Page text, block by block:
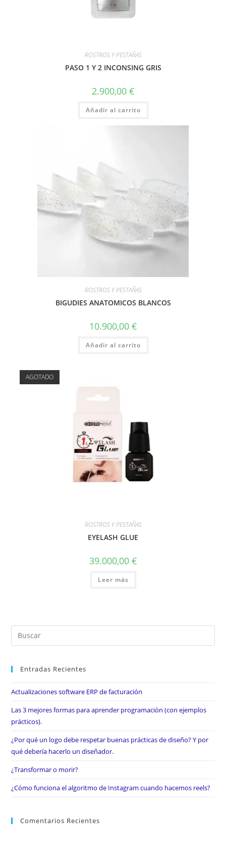
ROSTROS Y PESTAÑAS
PASO 1 Y 2 INCONSING GRIS
2.900,00 €
Añadir al carrito
ROSTROS Y PESTAÑAS
BIGUDIES ANATOMICOS BLANCOS
10.900,00 €
Añadir al carrito
AGOTADO
ROSTROS Y PESTAÑAS
EYELASH GLUE
39.000,00 €
Leer más
Entradas Recientes
Actualizaciones software ERP de facturación
Las 3 mejores formas para aprender programación (con ejemplos
prácticos).
¿Por qué un logo debe respetar buenas prácticas de diseño? Y por
qué debería hacerlo un diseñador.
¿Transformar o morir?
¿Cómo funciona el algoritmo de Instagram cuando hacemos reels?
Comentarios Recientes